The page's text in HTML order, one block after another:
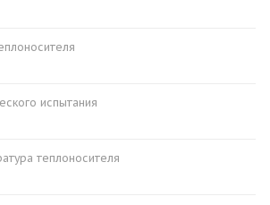
испытания
теплоносителя